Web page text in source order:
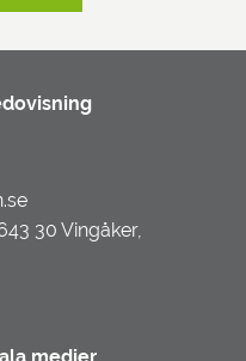
30 Vingåker,